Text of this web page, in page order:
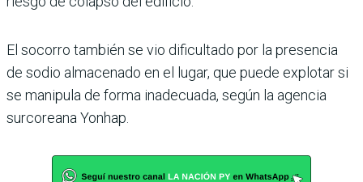
El socorro también se vio dificultado por la presencia
de sodio almacenado en el lugar, que puede explotar si
se manipula de forma inadecuada, según la agencia
surcoreana Yonhap.